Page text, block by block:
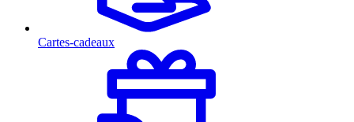
Cartes-cadeaux